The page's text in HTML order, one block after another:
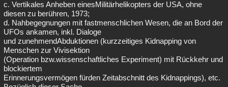
c. Vertikales Anheben einesMilitärhelikopters der USA, ohne
diesen zu berühren, 1973;
d. Nahbegegnungen mit fastmenschlichen Wesen, die an Bord der
UFOs ankamen, inkl. Dialoge
und zunehmendAbduktionen (kurzzeitiges Kidnapping von
Menschen zur Vivisektion
(Operation bzw.wissenschaftliches Experiment) mit Rückkehr und
blockiertem
Erinnerungsvermögen fürden Zeitabschnitt des Kidnappings), etc.